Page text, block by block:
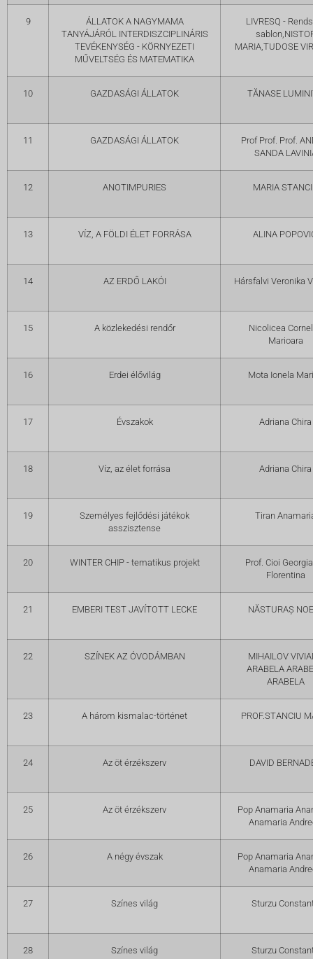
9
ÁLLATOK A NAGYMAMA
TANYÁJÁRÓL INTERDISZCIPLINÁRIS
TEVÉKENYSÉG - KÖRNYEZETI
MŰVELTSÉG ÉS MATEMATIKA
LIVRESQ -
MARIA,TUDOSE
10 GAZDASÁGI ÁLLATOK TĂNASE
11 GAZDASÁGI ÁLLATOK
Prof Prof. Prof.
SANDA
12 ANOTIMPURIES MARIA
13 VÍZ, A FÖLDI ÉLET FORRÁSA ALINA
14 AZ ERDŐ LAKÓI Hársfalvi Veronika
15 A közlekedési rendőr
Nicolicea
Marioara
16 Erdei élővilág Mota Ionela
17 Évszakok Adriana Chira
18 Víz, az élet forrása Adriana Chira
19
Személyes fejlődési játékok
asszisztense
Tiran
20 WINTER CHIP - tematikus projekt
Prof. Cioi
Florentina
21 EMBERI TEST JAVÍTOTT LECKE NĂSTURAȘ
22 SZÍNEK AZ ÓVODÁMBAN
MIHAILOV
ARABELA
ARABELA
23 A három kismalac-történet PROF.STANCIU
24 Az öt érzékszerv DAVID
25 Az öt érzékszerv
Pop Anamaria
Anamaria
26 A négy évszak
Pop Anamaria
Anamaria
27 Színes világ Sturzu
28 Színes világ Sturzu